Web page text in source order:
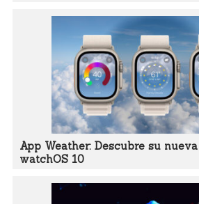
App Weather: Descubre su
watchOS 10